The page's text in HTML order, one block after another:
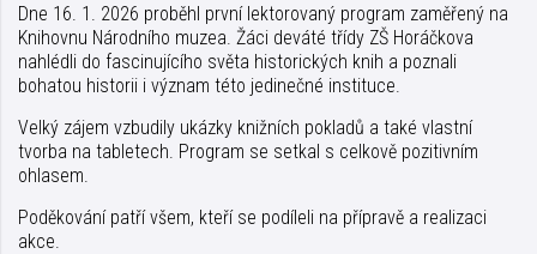
Dne 16. 1. 2026 proběhl první lektorovaný program zaměřený na
Knihovnu Národního muzea. Žáci deváté třídy ZŠ Horáčkova
nahlédli do fascinujícího světa historických knih a poznali
bohatou historii i význam této jedinečné instituce.
Velký zájem vzbudily ukázky knižních pokladů a také vlastní
tvorba na tabletech. Program se setkal s celkově pozitivním
ohlasem.
Poděkování patří všem, kteří se podíleli na přípravě a realizaci
akce.